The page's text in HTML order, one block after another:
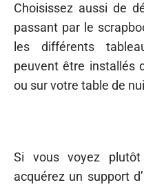
Choisissez aussi de
passant par le
les différents
peuvent être installés
ou sur votre table de
Si vous voyez
acquérez un support